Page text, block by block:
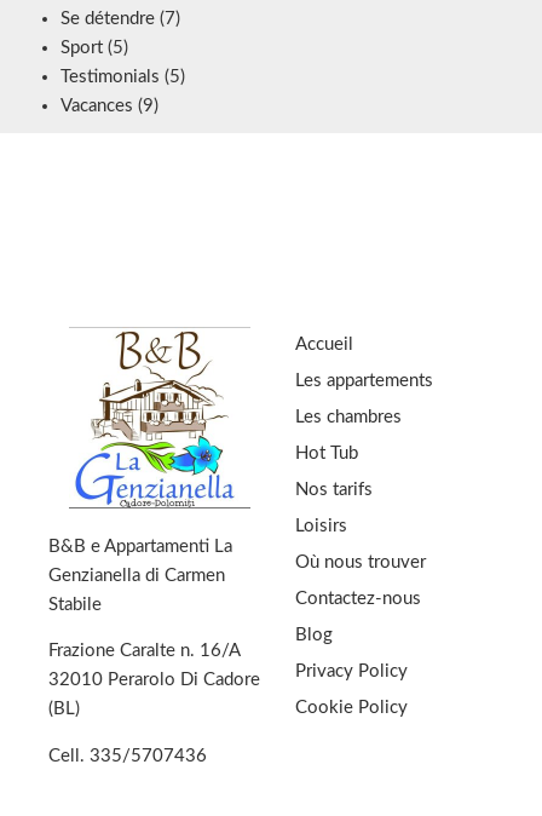
Se détendre (7)
Sport (5)
Testimonials (5)
Vacances (9)
B&B e Appartamenti La
Genzianella di Carmen
Stabile
Frazione Caralte n. 16/A
32010 Perarolo Di Cadore
(BL)
Cell. 335/5707436
Accueil
Les appartements
Les chambres
Hot Tub
Nos tarifs
Loisirs
Où nous trouver
Contactez-nous
Blog
Privacy Policy
Cookie Policy